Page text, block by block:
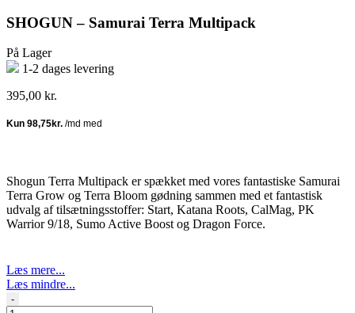
SHOGUN – Samurai Terra Multipack
På Lager
1-2 dages levering
395,00 kr.
Shogun Terra Multipack er spækket med vores fantastiske Samurai
Terra Grow og Terra Bloom gødning sammen med et fantastisk
udvalg af tilsætningsstoffer: Start, Katana Roots, CalMag, PK
Warrior 9/18, Sumo Active Boost og Dragon Force.
Læs mere...
Læs mindre...
SHOGUN
-